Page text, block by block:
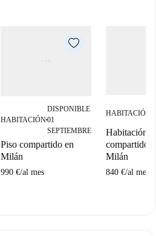
HABITACIÓN■
DISPONIBLE
01
SEPTIEMBRE
Piso compartido en
Milán
990 €/al mes
HABITACIÓN
Habitación
compartido
Milán
840 €/al mes